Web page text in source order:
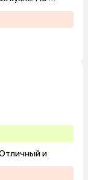
Встретили
оставили
до
и